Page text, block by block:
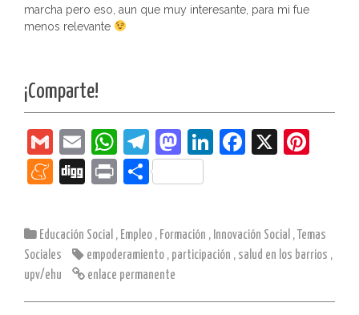
marcha pero eso, aun que muy interesante, para mi fue
menos relevante
¡Comparte!
G
m
ai
E
m
ai
W
h
at
A
p
p
T
el
e
a
m
M
a
st
d
n
Li
dI
F
b
o
X
st
M
e
a
m
Di
g
Pr
t
C
m
p
ar
tir
Educación Social , Empleo , Formación , Innovación Social , Temas
Sociales
empoderamiento , participación , salud en los barrios ,
upv/ehu
enlace permanente